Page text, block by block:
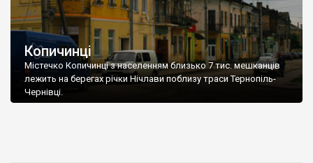
Копичинці
Містечко Копичинці з населенням близько 7 тис. мешканців
лежить на берегах річки Нічлави поблизу траси Тернопіль-
Чернівці.